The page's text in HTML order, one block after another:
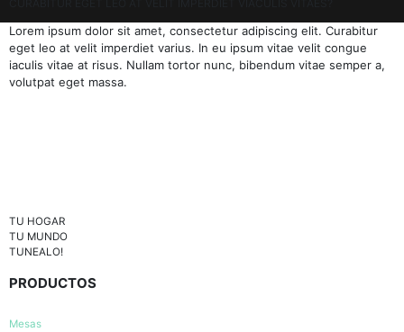
Lorem ipsum dolor sit amet, consectetur adipiscing elit. Curabitur
eget leo at velit imperdiet varius. In eu ipsum vitae velit congue
iaculis vitae at risus. Nullam tortor nunc, bibendum vitae semper a,
volutpat eget massa.
TU HOGAR
TU MUNDO
TUNEALO!
PRODUCTOS
Mesas